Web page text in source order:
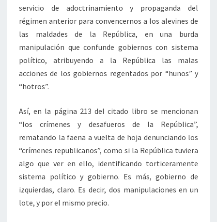
servicio de adoctrinamiento y propaganda del
régimen anterior para convencernos a los alevines de
las maldades de la República, en una burda
manipulación que confunde gobiernos con sistema
político, atribuyendo a la República las malas
acciones de los gobiernos regentados por “hunos” y
“hotros”.
Así, en la página 213 del citado libro se mencionan
“los crímenes y desafueros de la República”,
rematando la faena a vuelta de hoja denunciando los
“crímenes republicanos”, como si la República tuviera
algo que ver en ello, identificando torticeramente
sistema político y gobierno. Es más, gobierno de
izquierdas, claro. Es decir, dos manipulaciones en un
lote, y por el mismo precio.